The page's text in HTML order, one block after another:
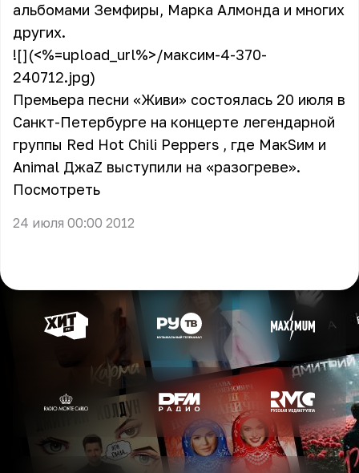
альбомами Земфиры, Марка Алмонда и многих
других.
![](<%=upload_url%>/максим-4-370-
240712.jpg)
Премьера песни «Живи» состоялась 20 июля в
Санкт-Петербурге на концерте легендарной
группы Red Hot Chili Peppers , где МакSим и
Animal ДжаZ выступили на «разогреве».
Посмотреть
24 июля 00:00 2012